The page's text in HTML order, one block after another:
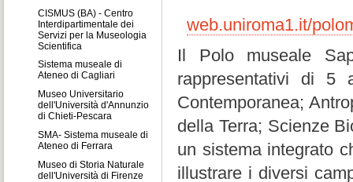
CISMUS (BA) - Centro
Interdipartimentale dei
Servizi per la Museologia
Scientifica
Sistema museale di
Ateneo di Cagliari
Museo Universitario
dell'Università d'Annunzio
di Chieti-Pescara
SMA- Sistema museale di
Ateneo di Ferrara
Museo di Storia Naturale
dell'Università di Firenze
web.uniroma1.it/
Il Polo museale
rappresentativi di 5
Contemporanea;
della Terra; Scienze
un sistema integrato
illustrare i diversi